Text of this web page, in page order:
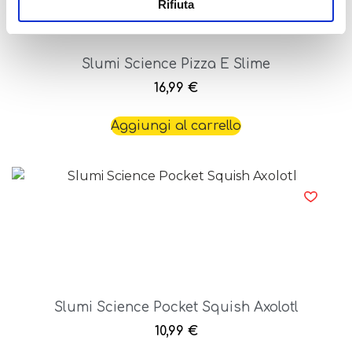
Rifiuta
Slumi Science Pizza E Slime
16,99 €
Aggiungi al carrello
Slumi Science Pocket Squish Axolotl
10,99 €